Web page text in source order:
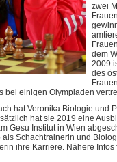
zwei
dem
2009
des
bei einigen Olympiaden
hat Veronika Biologie und
hat sie 2019 eine
Gesu Institut in Wien
als Schachtrainerin und
ihre Karriere. Nähere